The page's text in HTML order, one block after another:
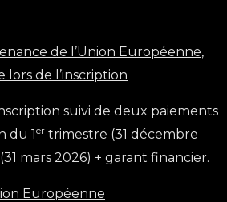
de l’Union Européenne,
de l’inscription
suivi de deux paiements
du 1er trimestre (31 décembre
mars 2026) + garant financier.
Européenne